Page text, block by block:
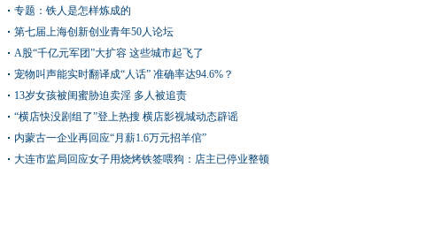
专题：铁人是怎样炼成的
第七届上海创新创业青年50人论坛
A股“千亿元军团”大扩容 这些城市起飞了
宠物叫声能实时翻译成“人话” 准确率达94.6%？
13岁女孩被闺蜜胁迫卖淫 多人被追责
“横店快没剧组了”登上热搜 横店影视城动态辟谣
内蒙古一企业再回应“月薪1.6万元招羊倌”
大连市监局回应女子用烧烤铁签喂狗：店主已停业整顿